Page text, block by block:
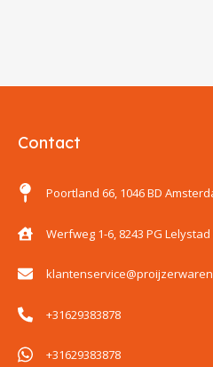
Contact
Poortland 66, 1046 BD
Werfweg 1-6, 8243 PG
+31629383878
+31629383878